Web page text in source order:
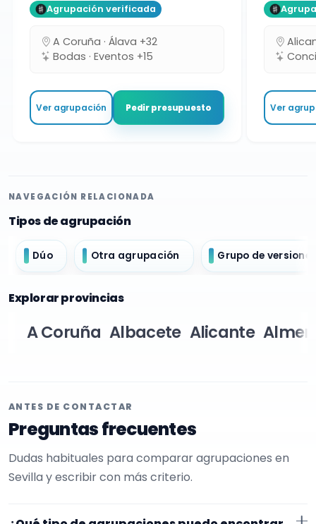
Agrupación verificada
A Coruña · Álava +32
Bodas · Eventos +15
Ver agrupación Pedir presupuesto Ver
NAVEGACIÓN RELACIONADA
Tipos de agrupación
Dúo Otra agrupación Grupo de
Explorar provincias
A Coruña Albacete Alicante
ANTES DE CONTACTAR
Preguntas frecuentes
Dudas habituales para comparar agrupaciones en
Sevilla y escribir con más criterio.